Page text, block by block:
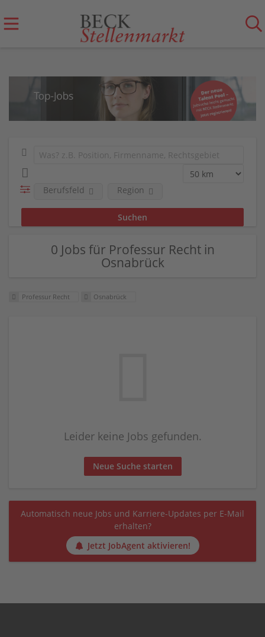
Berufsfeld Region
0 Jobs für Professur Recht in
Osnabrück
Professur Recht Osnabrück
Leider keine Jobs gefunden.
Neue Suche starten
Automatisch neue Jobs und Karriere-Updates per E-Mail
erhalten?
Jetzt JobAgent aktivieren!